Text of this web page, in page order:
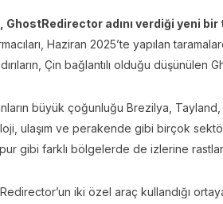
GhostRedirector adını verdiği yeni
Haziran 2025’te yapılan
Çin bağlantılı olduğu
büyük çoğunluğu Brezilya, Tayland,
ulaşım ve perakende gibi birçok
gibi farklı bölgelerde de izlerine
iki özel araç kullandığı ortaya